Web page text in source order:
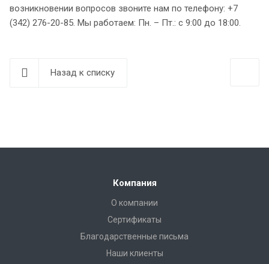
возникновении вопросов звоните нам по телефону: +7
(342) 276-20-85. Мы работаем: Пн. – Пт.: с 9:00 до 18:00.
Назад к списку
Компания
О компании
Сертификаты
Благодарственные письма
Наши клиенты